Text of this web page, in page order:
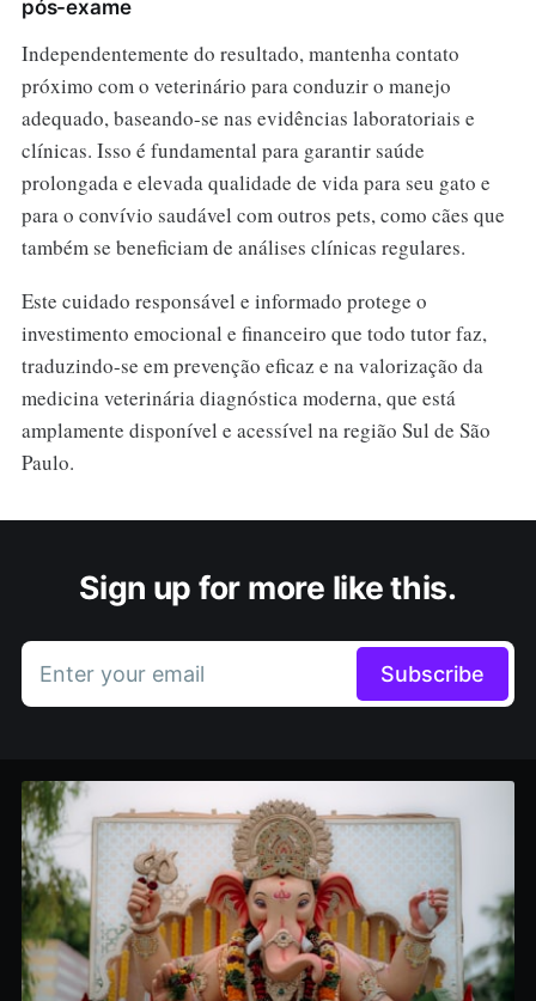
pós-exame
Independentemente do resultado, mantenha contato
próximo com o veterinário para conduzir o manejo
adequado, baseando-se nas evidências laboratoriais e
clínicas. Isso é fundamental para garantir saúde
prolongada e elevada qualidade de vida para seu gato e
para o convívio saudável com outros pets, como cães que
também se beneficiam de análises clínicas regulares.
Este cuidado responsável e informado protege o
investimento emocional e financeiro que todo tutor faz,
traduzindo-se em prevenção eficaz e na valorização da
medicina veterinária diagnóstica moderna, que está
amplamente disponível e acessível na região Sul de São
Paulo.
Sign up for more like this.
Enter your email Subscribe